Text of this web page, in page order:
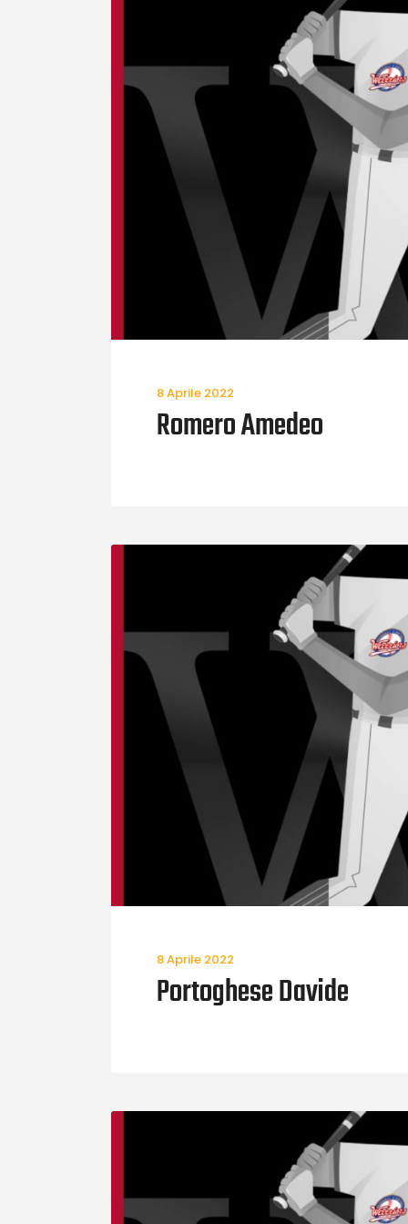
8 Aprile 2022
Romero Amedeo
8 Aprile 2022
Portoghese Davide